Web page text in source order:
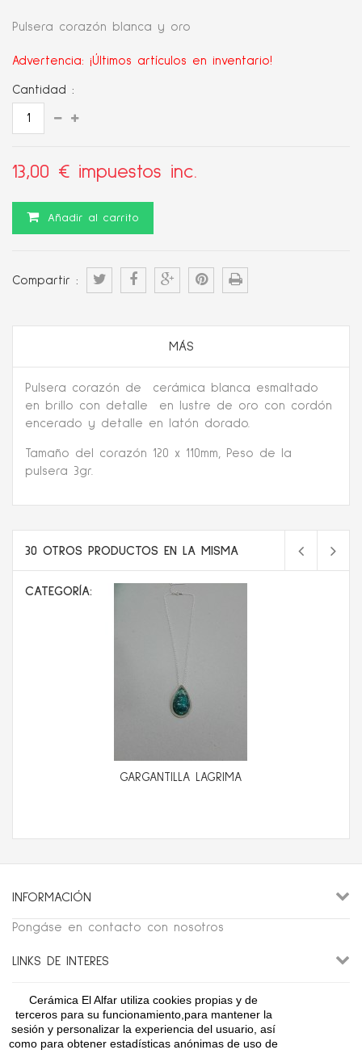
Pulsera corazón blanca y oro
Advertencia: ¡Últimos artículos en inventario!
Cantidad :
13,00 € impuestos inc.
Añadir al carrito
Compartir :
MÁS
Pulsera corazón de cerámica blanca esmaltado
en brillo con detalle en lustre de oro con cordón
encerado y detalle en latón dorado.
Tamaño del corazón 120 x 110mm, Peso de la
pulsera 3gr.
30 OTROS PRODUCTOS EN LA MISMA
CATEGORÍA:
GARGANTILLA LAGRIMA
INFORMACIÓN
Pongáse en contacto con nosotros
LINKS DE INTERES
CONTÁCTENOS
Cerámica El Alfar utiliza cookies propias y de
terceros para su funcionamiento,para mantener la
sesión y personalizar la experiencia del usuario, así
como para obtener estadísticas anónimas de uso de